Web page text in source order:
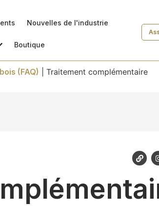
Nouvelles de l'industrie
Boutique
(FAQ) Traitement complémentaire